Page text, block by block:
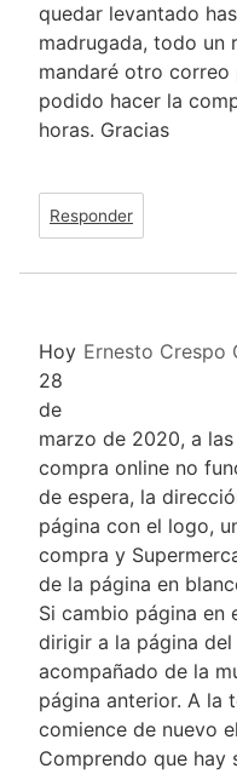
quedar levantado
madrugada, todo un
mandaré otro correo
podido hacer la
horas. Gracias
Responder
Ernesto Crespo
Hoy
28
de
marzo de 2020, a
compra online no
de espera, la
página con el logo,
compra y
de la página en
Si cambio página en
dirigir a la página
acompañado de la
página anterior. A la
comience de nuevo
Comprendo que hay